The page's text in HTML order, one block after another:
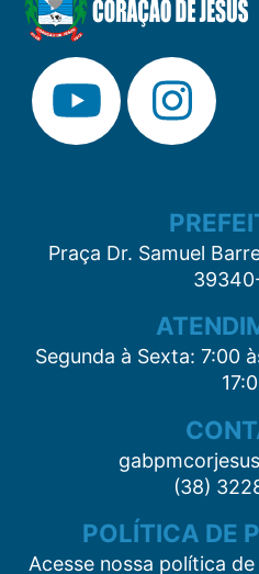
Praça Dr. Samuel
Segunda à Sexta: 7:00
(38)
POLÍTICA DE
Acesse nossa política